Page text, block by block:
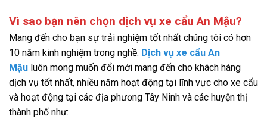
Vì sao bạn nên chọn dịch vụ xe cẩu An Mậu?
Mang đến cho bạn sự trải nghiệm tốt nhất chúng tôi có hơn
10 năm kinh nghiệm trong nghề. Dịch vụ xe cẩu An
Mậu luôn mong muốn đổi mới mang đến cho khách hàng
dịch vụ tốt nhất, nhiều năm hoạt động tại lĩnh vực cho xe cẩu
và hoạt động tại các địa phương Tây Ninh và các huyện thị
thành phố như: